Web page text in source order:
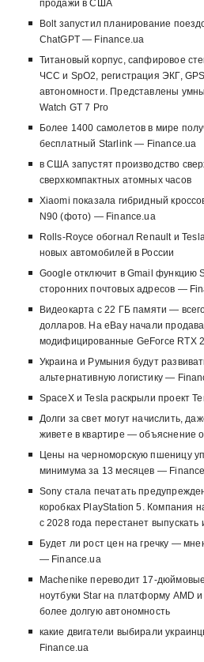
продажи в США
Bolt запустил планирование
ChatGPT — Finance.ua
Титановый корпус, сапфировое
ЧСС и SpO2, регистрация ЭКГ,
автономности. Представлены
Watch GT 7 Pro
Более 1400 самолетов в мире
бесплатный Starlink — Finance.ua
в США запустят производство
сверхкомпактных атомных часов
Xiaomi показала гибридный
N90 (фото) — Finance.ua
Rolls-Royce обогнал Renault и
новых автомобилей в России
Google отключит в Gmail функцию
сторонних почтовых адресов —
Видеокарта с 22 ГБ памяти —
долларов. На eBay начали
модифицированные GeForce RTX
Украина и Румыния будут
альтернативную логистику —
SpaceX и Tesla раскрыли проект
Долги за свет могут начислить,
живете в квартире — объяснение
Цены на черноморскую пшеницу
минимума за 13 месяцев —
Sony стала печатать
коробках PlayStation 5. Компания
с 2028 года перестанет выпускать
Будет ли рост цен на гречку —
— Finance.ua
Machenike переводит 17-
ноутбуки Star на платформу AMD
более долгую автономность
какие двигатели выбирали
Finance.ua